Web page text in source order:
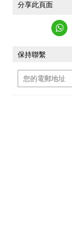
分享此頁面
保持聯繫